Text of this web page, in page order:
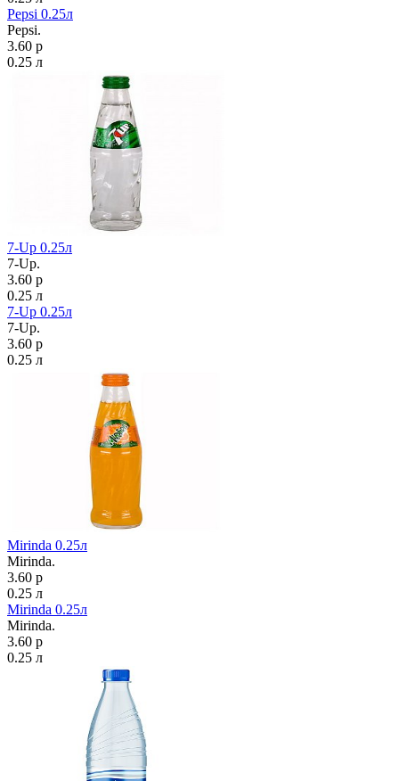
Pepsi 0.25л
Pepsi.
3.60 р
0.25 л
7-Up 0.25л
7-Up.
3.60 р
0.25 л
7-Up 0.25л
7-Up.
3.60 р
0.25 л
Mirinda 0.25л
Mirinda.
3.60 р
0.25 л
Mirinda 0.25л
Mirinda.
3.60 р
0.25 л